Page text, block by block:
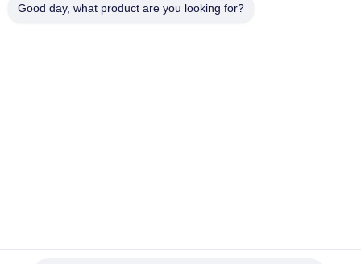
Good day, what product are you looking for?